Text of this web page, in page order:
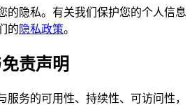
的隐私。有关我们保护您的个人信息
的 隐私政策。
责声明
服务的可用性、持续性、可访问性，